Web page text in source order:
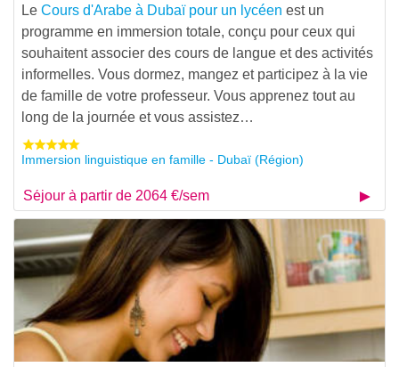
Le Cours d'Arabe à Dubaï pour un lycéen est un
programme en immersion totale, conçu pour ceux qui
souhaitent associer des cours de langue et des activités
informelles. Vous dormez, mangez et participez à la vie
de famille de votre professeur. Vous apprenez tout au
long de la journée et vous assistez…
Immersion linguistique en famille - Dubaï (Région)
Séjour à partir de 2064 €/sem